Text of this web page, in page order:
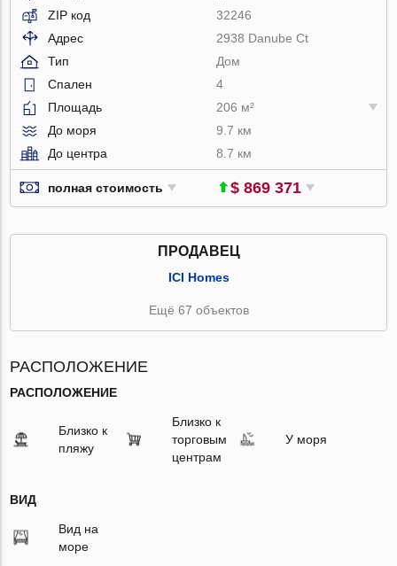
ZIP код
32246
Адрес
2938 Danube Ct
Тип
Дом
Спален
4
Площадь
206 м²
До моря
9.7 км
До центра
8.7 км
полная стоимость $ 869 371
ПРОДАВЕЦ
ICI Homes
Ещё 67 объектов
РАСПОЛОЖЕНИЕ
РАСПОЛОЖЕНИЕ
Близко к
пляжу
Близко к
торговым
центрам
У моря
ВИД
Вид на
море